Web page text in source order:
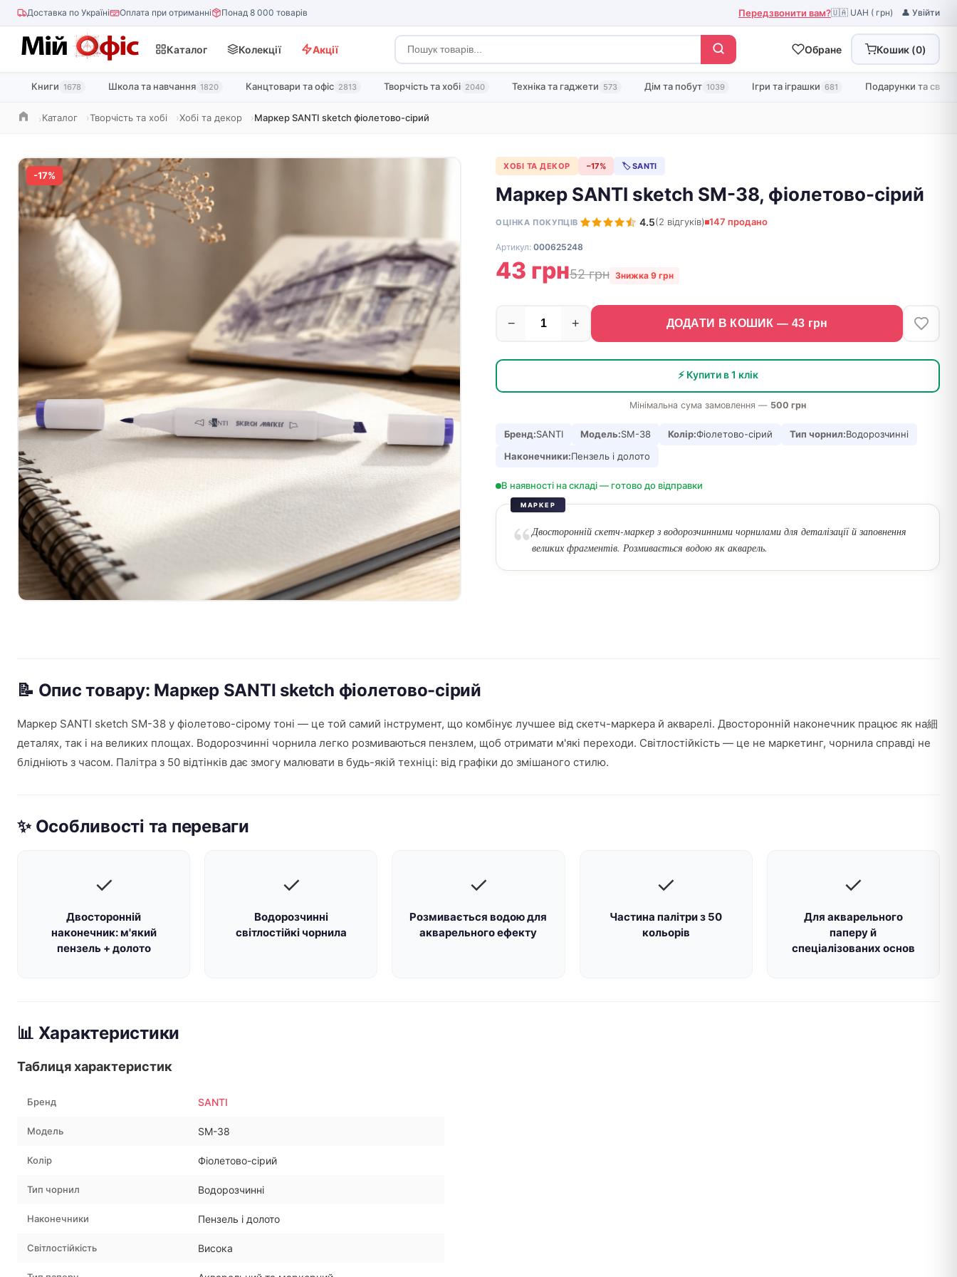
Доставка по Україні Оплата при отриманні Понад 8 000 товарів Передзвонити вам?🇺🇦 UAH ( грн) 👤 Увійти
Каталог Колекції Акції Обране Кошик (0)
Книги 1678 Школа та навчання 1820 Канцтовари та офіс 2813 Творчість та хобі 2040 Техніка та гаджети 573 Дім та побут 1039 Ігри та іграшки 681 Подарунки та свята
ГоловнаКаталог Творчість та хобі Хобі та декор Маркер SANTI sketch фіолетово-сірий
-17%
ХОБІ ТА ДЕКОР −17% 🏷 SANTI
Маркер SANTI sketch SM-38, фіолетово-сірий
ОЦІНКА ПОКУПЦІВ 4.5(2 відгуків) 147 продано
Артикул: 000625248
43 грн52 грн Знижка 9 грн
− + ДОДАТИ В КОШИК — 43 грн
⚡ Купити в 1 клік
Мінімальна сума замовлення — 500 грн
Бренд:SANTI Модель:SM-38 Колір:Фіолетово-сірий Тип чорнил:Водорозчинні
Наконечники:Пензель і долото
В наявності на складі — готово до відправки
МАРКЕР
Двосторонній скетч-маркер з водорозчинними чорнилами для деталізації й заповнення
великих фрагментів. Розмивається водою як акварель.
📝 Опис товару: Маркер SANTI sketch фіолетово-сірий
Маркер SANTI sketch SM-38 у фіолетово-сірому тоні — це той самий інструмент, що комбінує лучшее від скетч-маркера й акварелі. Двосторонній наконечник працює як на細
деталях, так і на великих площах. Водорозчинні чорнила легко розмиваються пензлем, щоб отримати м'які переходи. Світлостійкість — це не маркетинг, чорнила справді не
блідніють з часом. Палітра з 50 відтінків дає змогу малювати в будь-якій техніці: від графіки до змішаного стилю.
✨ Особливості та переваги
✓
Двосторонній
наконечник: м'який
пензель + долото
✓
Водорозчинні
світлостійкі чорнила
✓
Розмивається водою для
акварельного ефекту
✓
Частина палітри з 50
кольорів
✓
Для акварельного
паперу й
спеціалізованих основ
📊 Характеристики
Таблиця характеристик
Бренд SANTI
Модель SM-38
Колір Фіолетово-сірий
Тип чорнил Водорозчинні
Наконечники Пензель і долото
Світлостійкість Висока